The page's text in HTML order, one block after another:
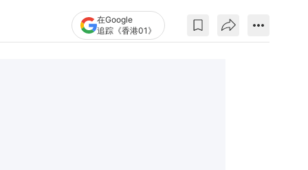
在Google
追踪《香港01》